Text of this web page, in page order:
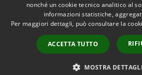
RSS
Accessibilità
nonché un cookie tecnico analitico al
informazioni statistiche,
Per maggiori dettagli, può consultare la
ACCETTA TUTTO
MOSTRA DETTAGLI